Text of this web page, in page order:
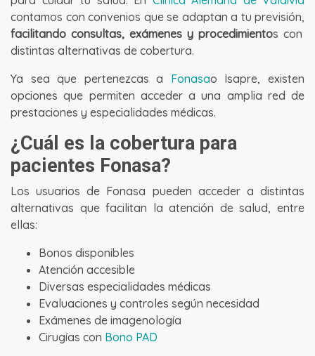
contamos con convenios que se adaptan a tu previsión,
facilitando consultas, exámenes y procedimientos con
distintas alternativas de cobertura.
Ya sea que pertenezcas a Fonasao Isapre, existen
opciones que permiten acceder a una amplia red de
prestaciones y especialidades médicas.
¿Cuál es la cobertura para
pacientes Fonasa?
Los usuarios de Fonasa pueden acceder a distintas
alternativas que facilitan la atención de salud, entre
ellas:
Bonos disponibles
Atención accesible
Diversas especialidades médicas
Evaluaciones y controles según necesidad
Exámenes de imagenología
Cirugías con Bono PAD